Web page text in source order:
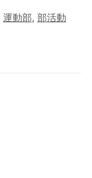
運動部, 部活動